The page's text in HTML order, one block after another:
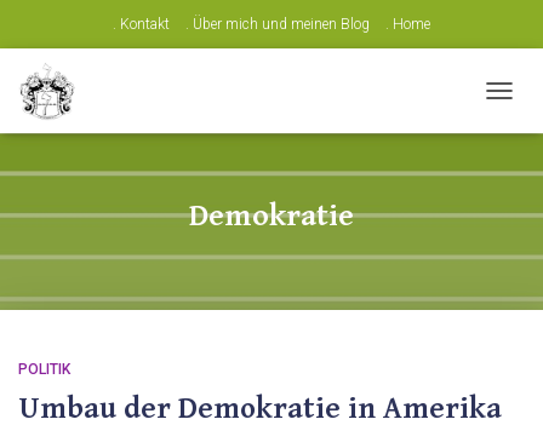
. Kontakt . Über mich und meinen Blog . Home
Demokratie
POLITIK
Umbau der Demokratie in Amerika